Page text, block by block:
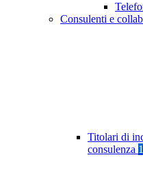
Consulenti e
Titolari di
consulenza